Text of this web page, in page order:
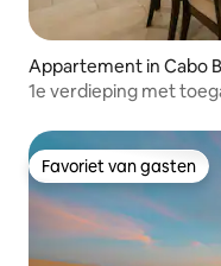
Appartement in Cabo
1e verdieping met
Favoriet van gasten
Favoriet van gasten